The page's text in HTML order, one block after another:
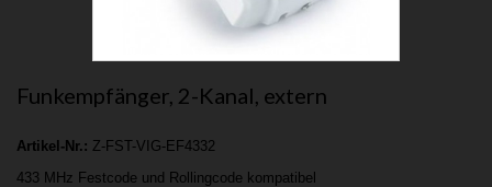
Funkempfänger, 2-Kanal, extern
Artikel-Nr.: Z-FST-VIG-EF4332
433 MHz Festcode und Rollingcode kompatibel